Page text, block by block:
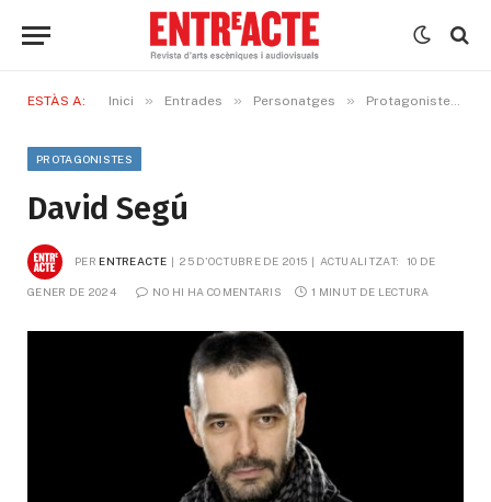
ESTÀS A: Inici » Entrades » Personatges » Protagonistes
PROTAGONISTES
David Segú
PER ENTREACTE 25 D'OCTUBRE DE 2015 ACTUALITZAT: 10 DE
GENER DE 2024 NO HI HA COMENTARIS 1 MINUT DE LECTURA